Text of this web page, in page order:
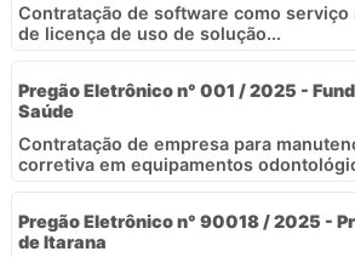
Contratação de software como serviço
de licença de uso de solução...
Pregão Eletrônico n° 001 / 2025 -
Saúde
Contratação de empresa para
corretiva em equipamentos
Pregão Eletrônico n° 90018 / 2025 -
de Itarana